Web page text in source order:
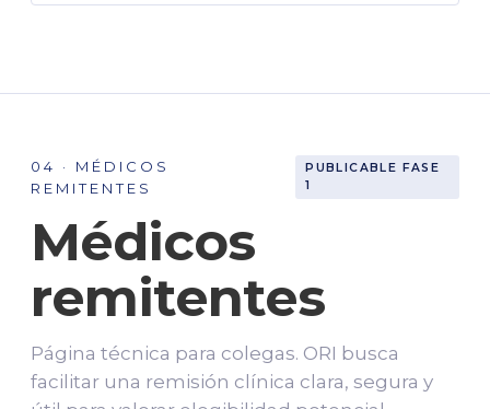
04 · MÉDICOS
REMITENTES
PUBLICABLE FASE
1
Médicos
remitentes
Página técnica para colegas. ORI busca
facilitar una remisión clínica clara, segura y